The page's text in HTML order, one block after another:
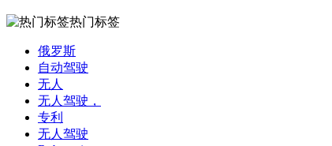
热门标签
俄罗斯
自动驾驶
无人
无人驾驶，
专利
无人驾驶